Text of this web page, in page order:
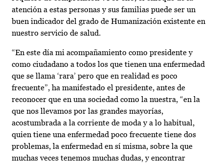
atención a estas personas y sus familias puede ser un
buen indicador del grado de Humanización existente en
nuestro servicio de salud.
“En este día mi acompañamiento como presidente y
como ciudadano a todos los que tienen una enfermedad
que se llama ‘rara’ pero que en realidad es poco
frecuente”, ha manifestado el presidente, antes de
reconocer que en una sociedad como la nuestra, “en la
que nos llevamos por las grandes mayorías,
acostumbrada a la corriente de moda y a lo habitual,
quien tiene una enfermedad poco frecuente tiene dos
problemas, la enfermedad en sí misma, sobre la que
muchas veces tenemos muchas dudas, y encontrar